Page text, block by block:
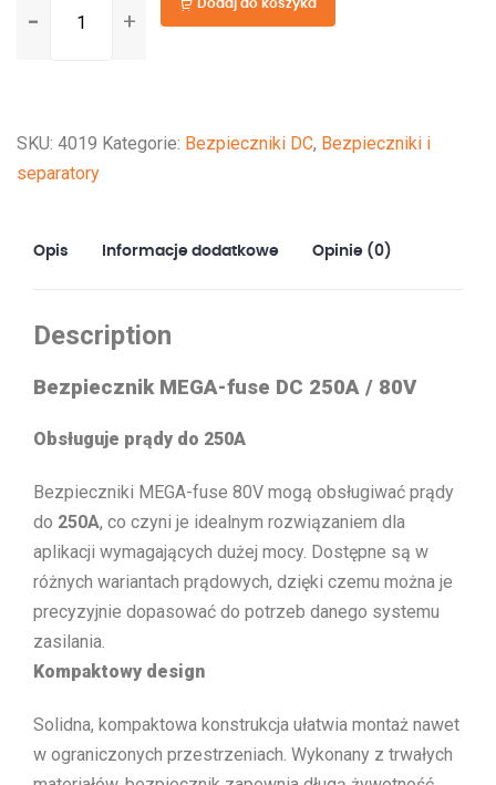
MEGA-
of
1
Dodaj do koszyka
SKU: 4019 Kategorie: Bezpieczniki DC, Bezpieczniki i
separatory
Opis Informacje dodatkowe Opinie (0)
Description
Bezpiecznik MEGA-fuse DC 250A / 80V
Obsługuje prądy do 250A
Bezpieczniki MEGA-fuse 80V mogą obsługiwać prądy
do 250A, co czyni je idealnym rozwiązaniem dla
aplikacji wymagających dużej mocy. Dostępne są w
różnych wariantach prądowych, dzięki czemu można je
precyzyjnie dopasować do potrzeb danego systemu
zasilania.
Kompaktowy design
Solidna, kompaktowa konstrukcja ułatwia montaż nawet
w ograniczonych przestrzeniach. Wykonany z trwałych